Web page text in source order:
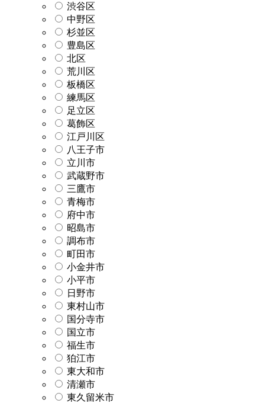
渋谷区
中野区
杉並区
豊島区
北区
荒川区
板橋区
練馬区
足立区
葛飾区
江戸川区
八王子市
立川市
武蔵野市
三鷹市
青梅市
府中市
昭島市
調布市
町田市
小金井市
小平市
日野市
東村山市
国分寺市
国立市
福生市
狛江市
東大和市
清瀬市
東久留米市